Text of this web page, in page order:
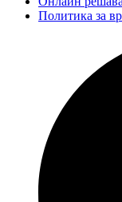
Политика за